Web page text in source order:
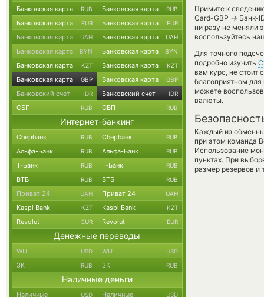
Примите к
Card-GBP → Банк-
ни разу не меняли
воспользуйтесь
Для точного
подробно изучить
вам курс, не стоит
благоприятном
можете
валюты.
Каждый из
при этом команда
Использование
пунктах. При
размер резервов и
Банковская карта RUB Банковская карта RUB
Банковская карта EUR Банковская карта EUR
Банковская карта UAH Банковская карта UAH
Банковская карта BYN Банковская карта BYN
Банковская карта KZT Банковская карта KZT
Банковская карта GBP Банковская карта GBP
Банковский счет IDR Банковский счет IDR
СБП RUB СБП RUB
Интернет-банкинг
Сбербанк RUB Сбербанк RUB
Альфа-Банк RUB Альфа-Банк RUB
Т-Банк RUB Т-Банк RUB
ВТБ RUB ВТБ RUB
Приват 24 UAH Приват 24 UAH
Kaspi Bank KZT Kaspi Bank KZT
Revolut EUR Revolut EUR
Денежные переводы
WU USD WU USD
ЗК RUB ЗК RUB
Наличные деньги
Наличные USD Наличные USD